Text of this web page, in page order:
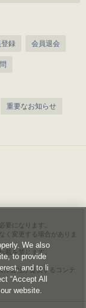
録 会員退会
重要なお知らせ
要になります。
く変更する場合がありま
載を禁じます。
作会社が提供するコンテ
We also
to provide
and to li
“Accept All
website.